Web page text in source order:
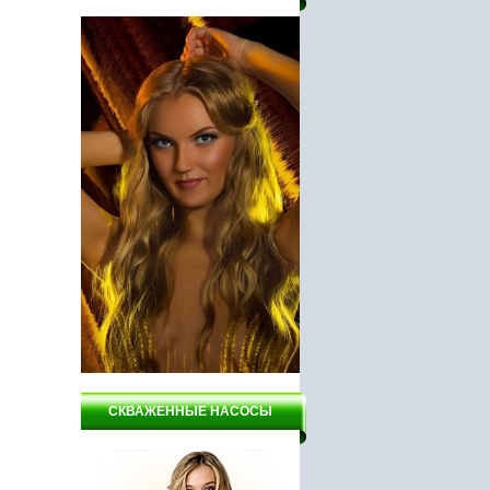
Насос ГИДРОАГРЕГАТ
ПЦН2-800
СКВАЖЕННЫЕ НАСОСЫ